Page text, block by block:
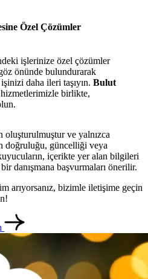
Özel Çözümler
işlerinize özel çözümler
önünde bulundurarak
daha ileri taşıyın. Bulut
hizmetlerimizle birlikte,
oluşturulmuştur ve yalnızca
doğruluğu, güncelliği veya
içerikte yer alan bilgileri
danışmana başvurmaları önerilir.
arıyorsanız, bizimle iletişime geçin